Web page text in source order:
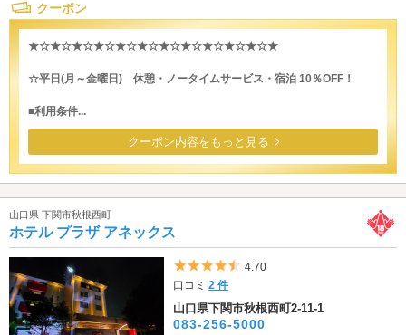
クーポン
★☆★☆★☆★☆★☆★☆★☆★☆★☆★☆★☆★
☆平日(月～金曜日) 休憩・ノータイムサービス・宿泊 10％OFF！
■利用条件...
クーポン内容をもっと見る
山口県 下関市秋根西町
ホテル プラザ アネックス
5つ星のうち4.5
4.70
口コミ2 件
山口県下関市秋根西町2-11-1
083-256-5000